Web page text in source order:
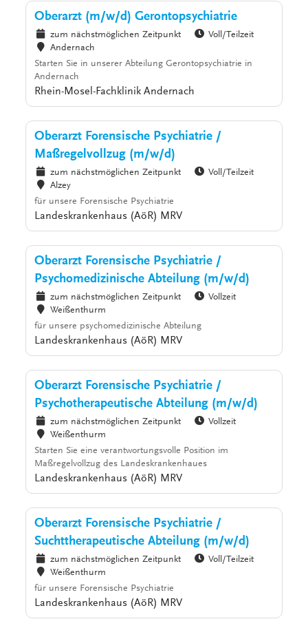
Oberarzt (m/w/d) Gerontopsychiatrie
zum nächstmöglichen Zeitpunkt
Voll/Teilzeit
Andernach
Starten Sie in unserer Abteilung Gerontopsychiatrie in
Andernach
Rhein-Mosel-Fachklinik Andernach
Oberarzt Forensische Psychiatrie /
Maßregelvollzug (m/w/d)
zum nächstmöglichen Zeitpunkt
Voll/Teilzeit
Alzey
für unsere Forensische Psychiatrie
Landeskrankenhaus (AöR) MRV
Oberarzt Forensische Psychiatrie /
Psychomedizinische Abteilung (m/w/d)
zum nächstmöglichen Zeitpunkt
Vollzeit
Weißenthurm
für unsere psychomedizinische Abteilung
Landeskrankenhaus (AöR) MRV
Oberarzt Forensische Psychiatrie /
Psychotherapeutische Abteilung (m/w/d)
zum nächstmöglichen Zeitpunkt
Vollzeit
Weißenthurm
Starten Sie eine verantwortungsvolle Position im
Maßregelvollzug des Landeskrankenhaues
Landeskrankenhaus (AöR) MRV
Oberarzt Forensische Psychiatrie /
Suchttherapeutische Abteilung (m/w/d)
zum nächstmöglichen Zeitpunkt
Voll/Teilzeit
Weißenthurm
für unsere Forensische Psychiatrie
Landeskrankenhaus (AöR) MRV